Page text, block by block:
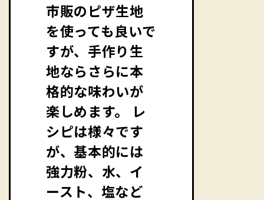
市販のピザ生地
を使っても良いで
すが、手作り生
地ならさらに本
格的な味わいが
楽しめます。 レ
シピは様々です
が、基本的には
強力粉、水、イ
ースト、塩など